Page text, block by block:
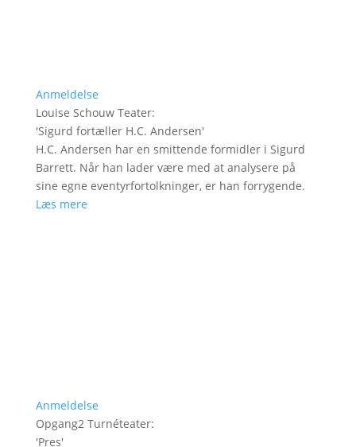
Anmeldelse
Louise Schouw Teater:
'Sigurd fortæller H.C. Andersen'
H.C. Andersen har en smittende formidler i Sigurd
Barrett. Når han lader være med at analysere på
sine egne eventyrfortolkninger, er han forrygende.
Læs mere
Anmeldelse
Opgang2 Turnéteater:
'Pres'